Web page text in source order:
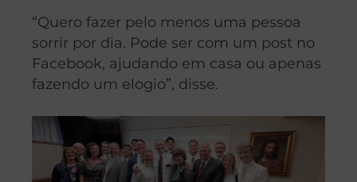
“Quero fazer pelo menos uma pessoa
sorrir por dia. Pode ser com um post no
Facebook, ajudando em casa ou apenas
fazendo um elogio”, disse.